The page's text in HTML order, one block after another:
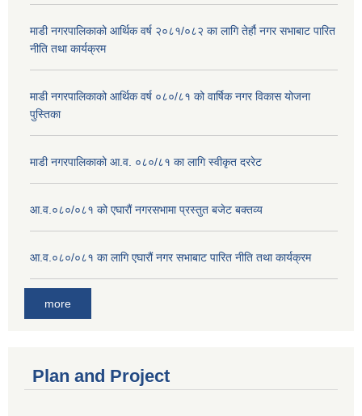
माडी नगरपालिकाको आर्थिक वर्ष २०८१/०८२ का लागि तेर्हौ नगर सभाबाट पारित
नीति तथा कार्यक्रम
माडी नगरपालिकाको आर्थिक वर्ष ०८०/८१ को वार्षिक नगर विकास योजना
पुस्तिका
माडी नगरपालिकाको आ.व. ०८०/८१ का लागि स्वीकृत दररेट
आ.व.०८०/०८१ को एघारौं नगरसभामा प्रस्तुत बजेट बक्तव्य
आ.व.०८०/०८१ का लागि एघारौं नगर सभाबाट पारित नीति तथा कार्यक्रम
more
Plan and Project